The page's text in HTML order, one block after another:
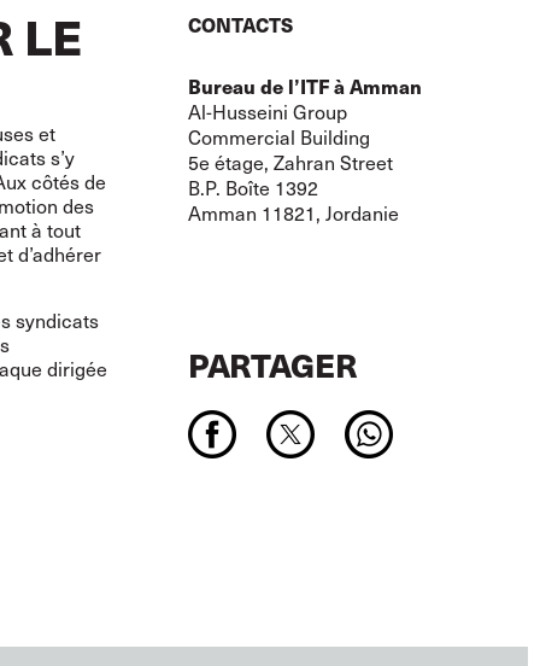
LE
et
s’y
côtés de
des
à tout
d’adhérer
syndicats
dirigée
CONTACTS
Bureau de l’ITF à Amman
Al-Husseini Group
Commercial Building
5e étage, Zahran Street
B.P. Boîte 1392
Amman 11821, Jordanie
PARTAGER